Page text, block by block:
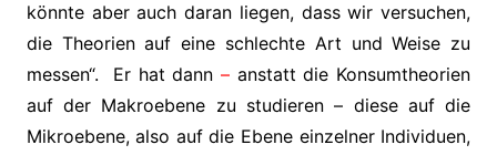
könnte aber auch daran liegen, dass wir versuchen,
die Theorien auf eine schlechte Art und Weise zu
messen“. Er hat dann– anstatt die Konsumtheorien
auf der Makroebene zu studieren – diese auf die
Mikroebene, also auf die Ebene einzelner Individuen,